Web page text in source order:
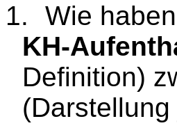
1. Wie
KH-
Definition)